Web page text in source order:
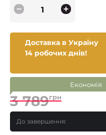
Доставка в Україну
14 робочих днів!
Економія
3 789грн
До завершення: